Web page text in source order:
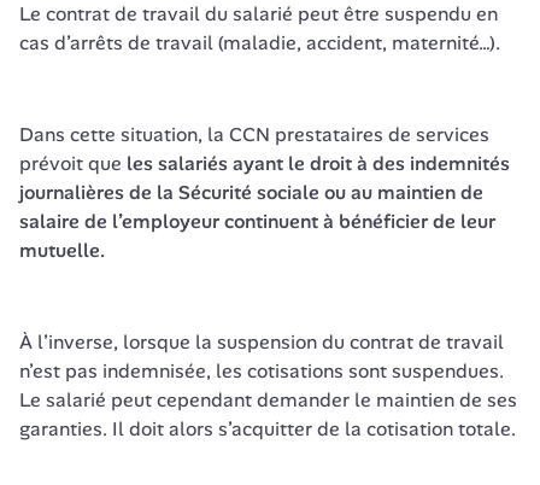
Le contrat de travail du salarié peut être suspendu en
cas d’arrêts de travail (maladie, accident, maternité…).
Dans cette situation, la CCN prestataires de services
prévoit que les salariés ayant le droit à des indemnités
journalières de la Sécurité sociale ou au maintien de
salaire de l’employeur continuent à bénéficier de leur
mutuelle.
À l’inverse, lorsque la suspension du contrat de travail
n’est pas indemnisée, les cotisations sont suspendues.
Le salarié peut cependant demander le maintien de ses
garanties. Il doit alors s’acquitter de la cotisation totale.